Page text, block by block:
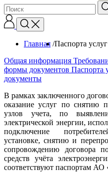
Главная /Паспорта
Общая информация
формы документов Паспорта
документы
В рамках заключенного
оказание услуг по снятию
узлов учета, по
электрической энергии,
подключение
установке, снятию и
сопровождению договора
средств учёта
соответствуют паспортам АО